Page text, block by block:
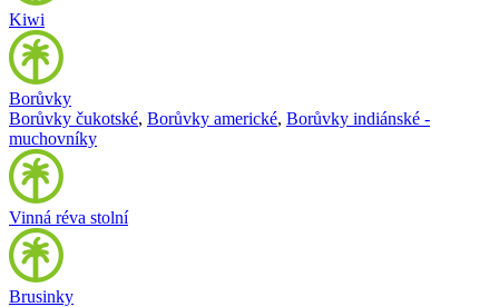
Kiwi
Borůvky
Borůvky čukotské, Borůvky americké, Borůvky indiánské -
muchovníky
Vinná réva stolní
Brusinky